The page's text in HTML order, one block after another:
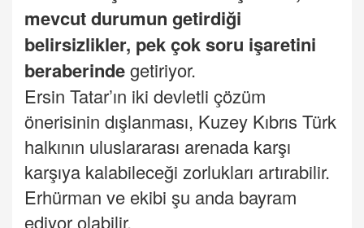
mevcut durumun getirdiği
belirsizlikler, pek çok soru işaretini
beraberindegetiriyor.
Ersin Tatar’ın iki devletli çözüm
önerisinin dışlanması, Kuzey Kıbrıs Türk
halkının uluslararası arenada karşı
karşıya kalabileceği zorlukları artırabilir.
Erhürman ve ekibi şu anda bayram
ediyor olabilir.